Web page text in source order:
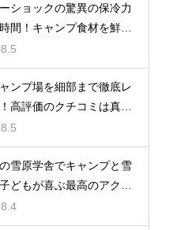
ショックの驚異の保冷力
間！キャンプ食材を鮮度
つ
ンプ場を細部まで徹底レ
高評価のクチコミは真実
雪原学舎でキャンプと雪
どもが喜ぶ最高のアクテ